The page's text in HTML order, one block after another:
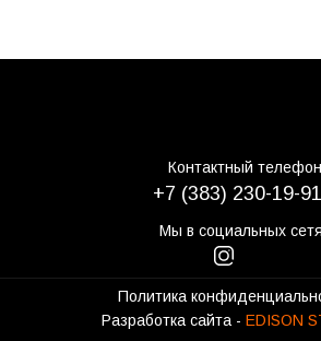
Мы в социальных
Контактный
+7 (383) 230-19-91
Политика
Разработка сайта - EDISON